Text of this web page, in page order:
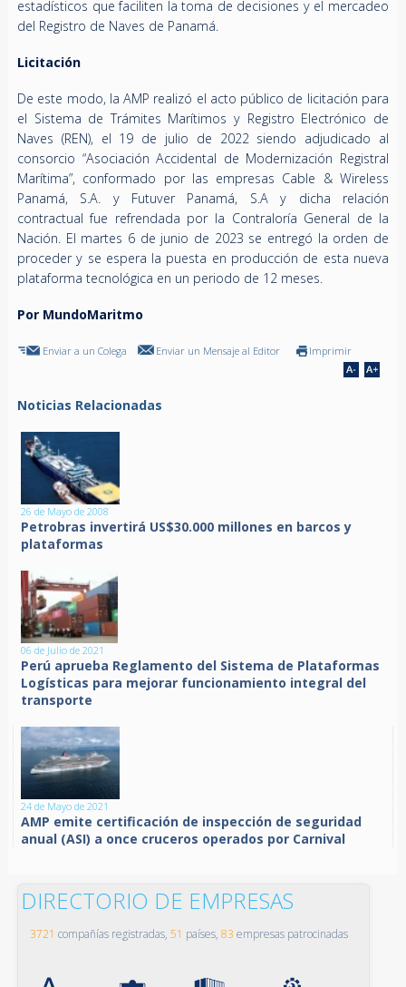
estadísticos que faciliten la toma de decisiones y el mercadeo
del Registro de Naves de Panamá.
Licitación
De este modo, la AMP realizó el acto público de licitación para
el Sistema de Trámites Marítimos y Registro Electrónico de
Naves (REN), el 19 de julio de 2022 siendo adjudicado al
consorcio “Asociación Accidental de Modernización Registral
Marítima”, conformado por las empresas Cable & Wireless
Panamá, S.A. y Futuver Panamá, S.A y dicha relación
contractual fue refrendada por la Contraloría General de la
Nación. El martes 6 de junio de 2023 se entregó la orden de
proceder y se espera la puesta en producción de esta nueva
plataforma tecnológica en un periodo de 12 meses.
Por MundoMaritmo
Enviar a un Colega Enviar un Mensaje al Editor Imprimir
Noticias Relacionadas
26 de Mayo de 2008
Petrobras invertirá US$30.000 millones en barcos y
plataformas
06 de Julio de 2021
Perú aprueba Reglamento del Sistema de Plataformas
Logísticas para mejorar funcionamiento integral del
transporte
24 de Mayo de 2021
AMP emite certificación de inspección de seguridad
anual (ASI) a once cruceros operados por Carnival
DIRECTORIO DE EMPRESAS
3721 compañías registradas, 51 países, 83 empresas patrocinadas